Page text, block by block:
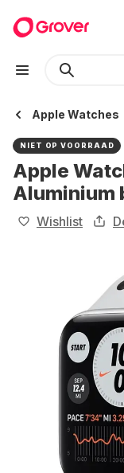
Apple Watches
NIET OP VOORRAAD
Apple
Aluminium
Wishlist